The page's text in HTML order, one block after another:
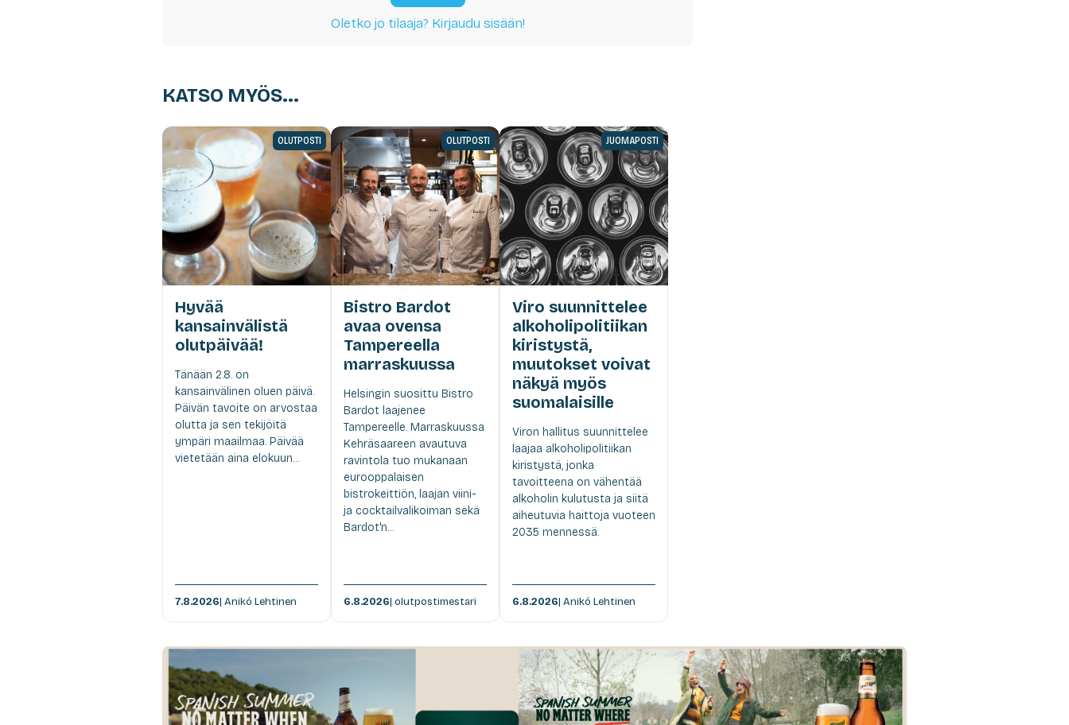
Oletko jo tilaaja? Kirjaudu sisään!
KATSO MYÖS...
OLUTPOSTI
Hyvää
kansainvälistä
olutpäivää!
Tänään 2.8. on
kansainvälinen oluen päivä.
Päivän tavoite on arvostaa
olutta ja sen tekijöitä
ympäri maailmaa. Päivää
vietetään aina elokuun...
7.8.2026| Anikó Lehtinen
OLUTPOSTI
Bistro Bardot
avaa ovensa
Tampereella
marraskuussa
Helsingin suosittu Bistro
Bardot laajenee
Tampereelle. Marraskuussa
Kehräsaareen avautuva
ravintola tuo mukanaan
eurooppalaisen
bistrokeittiön, laajan viini-
ja cocktailvalikoiman sekä
Bardot'n...
6.8.2026| olutpostimestari
JUOMAPOSTI
Viro suunnittelee
alkoholipolitiikan
kiristystä,
muutokset voivat
näkyä myös
suomalaisille
Viron hallitus suunnittelee
laajaa alkoholipolitiikan
kiristystä, jonka
tavoitteena on vähentää
alkoholin kulutusta ja siitä
aiheutuvia haittoja vuoteen
2035 mennessä.
6.8.2026| Anikó Lehtinen